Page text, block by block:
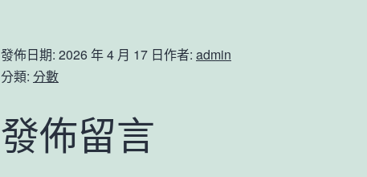
發佈日期: 2026 年 4 月 17 日作者: admin
分類: 分數
發佈留言